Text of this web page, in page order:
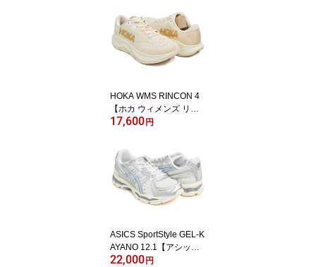
DTH:D)
HOKA WMS RINCON 4
【ホカ ウィメンズ リン
コン 4】【ランニング シ
レディース オネオネ バ
ニラ バーチ ベージュ】V
ANILLA / BIRCH (WIDT
17,600円
ASICS SportStyle GEL-K
AYANO 12.1【アシック
ス スポーツスタイル ゲ
22,000円